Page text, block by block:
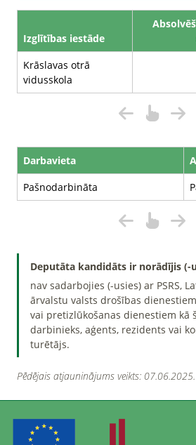
Izglītības iestāde
Krāslavas otrā
vidusskola
Darbavieta
Pašnodarbināta
Deputāta kandidāts ir norādījis (-
nav sadarbojies (-usies) ar PSRS,
ārvalstu valsts drošības
vai pretizlūkošanas dienestiem kā
darbinieks, aģents, rezidents vai
turētājs.
Pēdējais atjauninājums veikts: